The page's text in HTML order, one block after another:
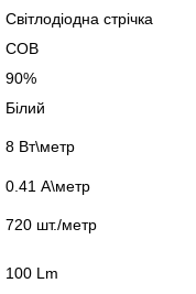
Світлодіодна стрічка
COB
90%
Білий
8 Вт\метр
0.41 А\метр
720 шт./метр
100 Lm